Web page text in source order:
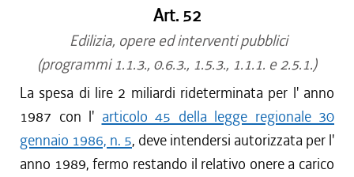
Art. 52
Edilizia, opere ed interventi pubblici
(programmi 1.1.3., 0.6.3., 1.5.3., 1.1.1. e 2.5.1.)
La spesa di lire 2 miliardi rideterminata per l' anno
1987 con l' articolo 45 della legge regionale 30
gennaio 1986, n. 5, deve intendersi autorizzata per l'
anno 1989, fermo restando il relativo onere a carico